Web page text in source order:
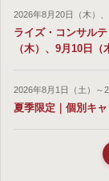
2026年8月20日（木）
ライズ・コンサル
（木）、9月10日（
2026年8月1日（土）～
夏季限定｜個別キ